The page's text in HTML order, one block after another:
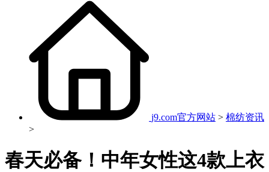
j9.com官方网站 > 棉纺资讯
>
春天必备！中年女性这4款上衣